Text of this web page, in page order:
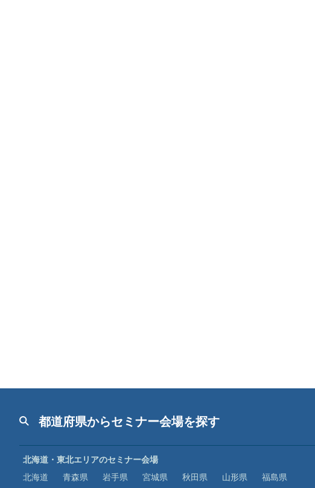
都道府県からセミナー会場を探す
北海道・東北エリアのセミナー会場
北海道
青森県 岩手県 宮城県 秋田県 山形県 福島県